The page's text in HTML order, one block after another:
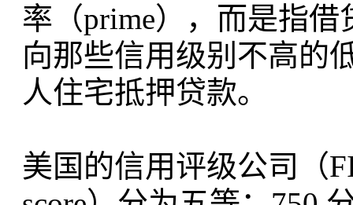
率（prime），而是指
向那些信用级别不高的
人住宅抵押贷款。
美国的信用评级公司（